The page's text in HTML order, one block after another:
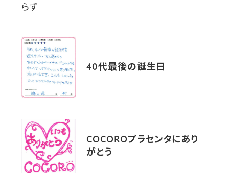
40代最後の誕生日
COCOROプラセンタにあり
がとう